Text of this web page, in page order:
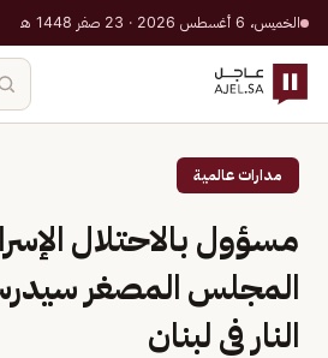
الخميس، 6 أغسطس 2026 · 23 صفر 1448 هـ
مدارات عالمية
مسؤول بالاحتلال
المجلس المصغر
النار في لبنان